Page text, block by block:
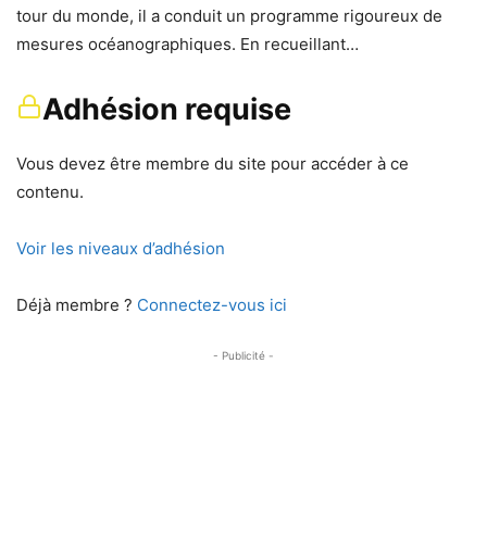
tour du monde, il a conduit un programme rigoureux de
mesures océanographiques. En recueillant…
Adhésion requise
Vous devez être membre du site pour accéder à ce
contenu.
Voir les niveaux d’adhésion
Déjà membre ? Connectez-vous ici
- Publicité -